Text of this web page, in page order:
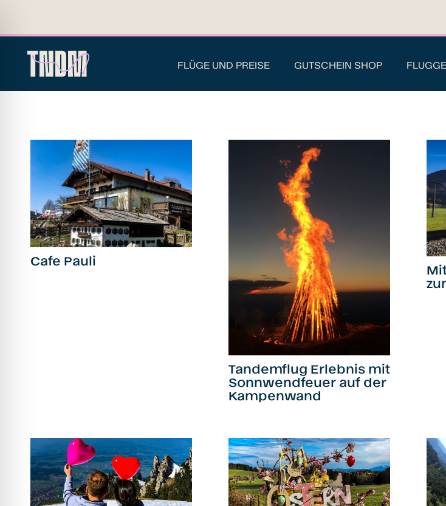
FLÜGE UND PREISE GUTSCHEIN SHOP
Cafe Pauli
Tandemflug Erlebnis mit
Sonnwendfeuer auf der
Kampenwand